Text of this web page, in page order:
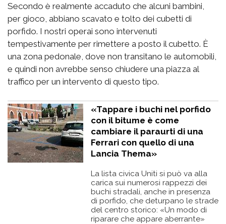
Secondo è realmente accaduto che alcuni bambini,
per gioco, abbiano scavato e tolto dei cubetti di
porfido. I nostri operai sono intervenuti
tempestivamente per rimettere a posto il cubetto. È
una zona pedonale, dove non transitano le automobili,
e quindi non avrebbe senso chiudere una piazza al
traffico per un intervento di questo tipo.
«Tappare i buchi nel porfido
con il bitume è come
cambiare il paraurti di una
Ferrari con quello di una
Lancia Thema»
La lista civica Uniti si può va alla
carica sui numerosi rappezzi dei
buchi stradali, anche in presenza
di porfido, che deturpano le strade
del centro storico: «Un modo di
riparare che appare aberrante»